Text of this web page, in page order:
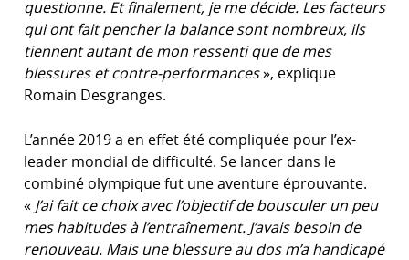
questionne. Et finalement, je me décide. Les facteurs
qui ont fait pencher la balance sont nombreux, ils
tiennent autant de mon ressenti que de mes
blessures et contre-performances», explique
Romain Desgranges.
L’année 2019 a en effet été compliquée pour l’ex-
leader mondial de difficulté. Se lancer dans le
combiné olympique fut une aventure éprouvante.
« J’ai fait ce choix avec l’objectif de bousculer un peu
mes habitudes à l’entraînement. J’avais besoin de
renouveau. Mais une blessure au dos m’a handicapé